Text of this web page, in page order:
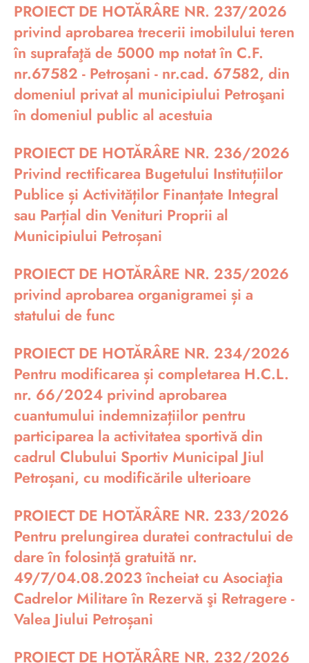
PROIECT DE HOTĂRÂRE NR. 237/2026
privind aprobarea trecerii imobilului teren
în suprafaţă de 5000 mp notat în C.F.
nr.67582 - Petroșani - nr.cad. 67582, din
domeniul privat al municipiului Petroşani
în domeniul public al acestuia
PROIECT DE HOTĂRÂRE NR. 236/2026
Privind rectificarea Bugetului Instituțiilor
Publice și Activităților Finanțate Integral
sau Parțial din Venituri Proprii al
Municipiului Petroșani
PROIECT DE HOTĂRÂRE NR. 235/2026
privind aprobarea organigramei și a
statului de func
PROIECT DE HOTĂRÂRE NR. 234/2026
Pentru modificarea și completarea H.C.L.
nr. 66/2024 privind aprobarea
cuantumului indemnizațiilor pentru
participarea la activitatea sportivă din
cadrul Clubului Sportiv Municipal Jiul
Petroșani, cu modificările ulterioare
PROIECT DE HOTĂRÂRE NR. 233/2026
Pentru prelungirea duratei contractului de
dare în folosință gratuită nr.
49/7/04.08.2023 încheiat cu Asociaţia
Cadrelor Militare în Rezervă şi Retragere -
Valea Jiului Petroșani
PROIECT DE HOTĂRÂRE NR. 232/2026